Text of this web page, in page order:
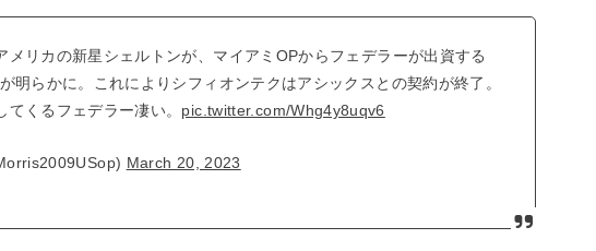
メリカの新星シェルトンが、マイアミOPからフェデラーが出資する
明らかに。これによりシフィオンテクはアシックスとの契約が終了。
くるフェデラー凄い。 pic.twitter.com/Whg4y8uqv6
March 20, 2023